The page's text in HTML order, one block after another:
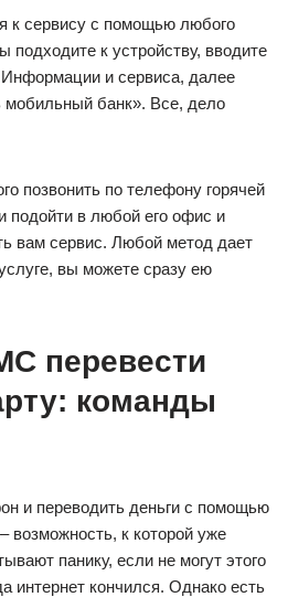
к сервису с помощью любого
к устройству, вводите
и сервиса, далее
банк». Все, дело
позвонить по телефону горячей
подойти в любой его офис и
вам сервис. Любой метод дает
вы можете сразу ею
перевести
команды
и переводить деньги с помощью
возможность, к которой уже
панику, если не могут этого
интернет кончился. Однако есть